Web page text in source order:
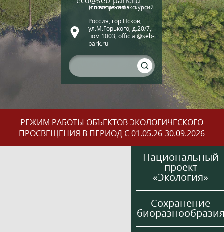
(по вопросам экскурсий и посещения)
Россия, гор.Псков,
ул.М.Горького, д.20/7,
пом.1003, official@seb-
park.ru
РЕЖИМ РАБОТЫ ОБЪЕКТОВ ЭКОЛОГИЧЕСКОГО
ПРОСВЕЩЕНИЯ В ПЕРИОД С 01.05.26-30.09.2026
Национальный
проект
«Экология»
Сохранение